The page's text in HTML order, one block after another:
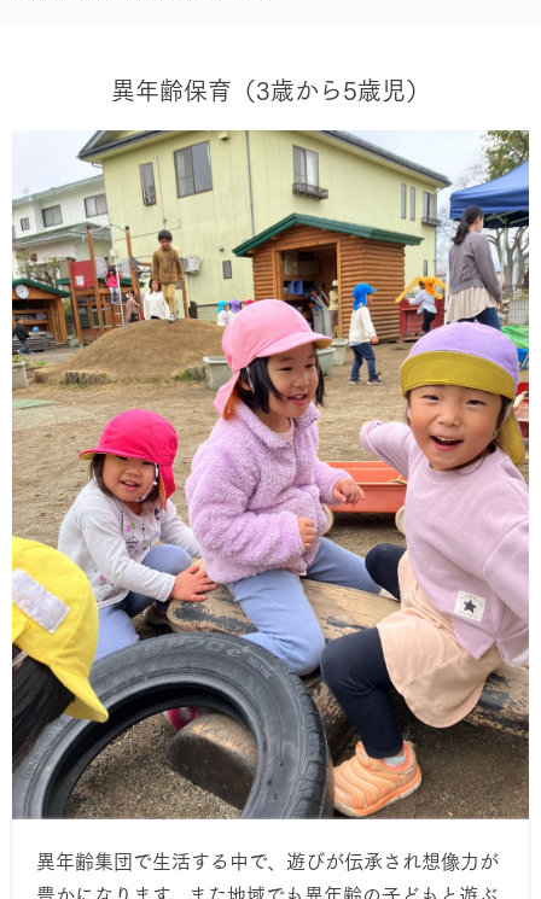
異年齢保育（3歳から5歳児）
異年齢集団で生活する中で、遊びが伝承され想像力が
豊かになります。また地域でも異年齢の子どもと遊ぶ